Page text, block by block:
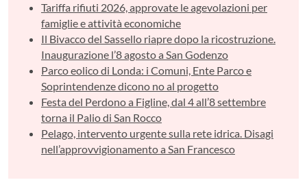
Tariffa rifiuti 2026, approvate le agevolazioni per
famiglie e attività economiche
Il Bivacco del Sassello riapre dopo la ricostruzione.
Inaugurazione l’8 agosto a San Godenzo
Parco eolico di Londa: i Comuni, Ente Parco e
Soprintendenze dicono no al progetto
Festa del Perdono a Figline, dal 4 all’8 settembre
torna il Palio di San Rocco
Pelago, intervento urgente sulla rete idrica. Disagi
nell’approvvigionamento a San Francesco